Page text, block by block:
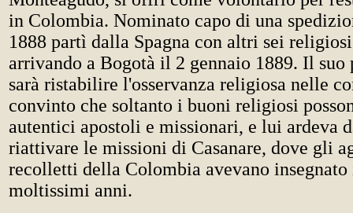
in Colombia. Nominato capo di una
1888 partì dalla Spagna con altri sei
arrivando a Bogotà il 2 gennaio 1889. Il
sarà ristabilire l'osservanza religiosa nelle
convinto che soltanto i buoni religiosi
autentici apostoli e missionari, e lui ardeva
riattivare le missioni di Casanare, dove gli
recolletti della Colombia avevano
moltissimi anni.